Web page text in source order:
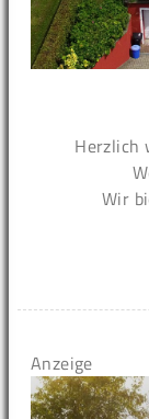
Herzlich
Wir
Anzeige